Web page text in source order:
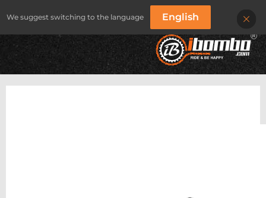
We suggest switching to the language English
IBOMBO PRODUKTY SOLARNE SYSTEMY ŁADOWANIA /
ŁAWKA SOLARNA CITY